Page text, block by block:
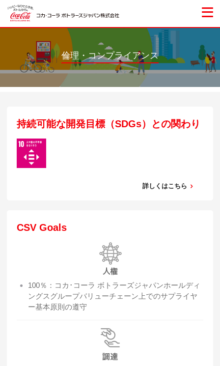
倫理・コンプライアンス
持続可能な開発目標（SDGs）との関わり
詳しくはこちら
CSV Goals
100％：コカ･コーラ ボトラーズジャパンホールディ
ングスグループバリューチェーン上でのサプライヤ
ー基本原則の遵守